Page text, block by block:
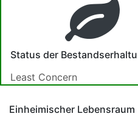
Status der
Least Concern
Einheimischer Lebensraum